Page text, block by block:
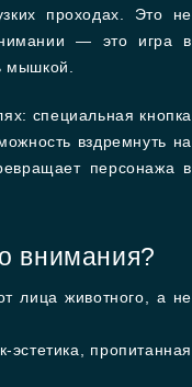
проходах. Это не
— это игра в
мышкой.
специальная кнопка
вздремнуть на
персонажа в
внимания?
лица животного, а не
эстетика, пропитанная